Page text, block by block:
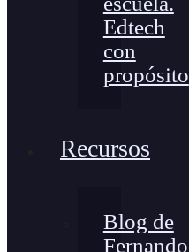
Edtech
con
propósito
Recursos
Blog de
Fernando